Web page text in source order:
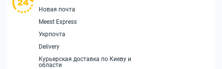
Новая почта
Meest Express
Укрпочта
Delivery
Курьерская доставка по Киеву и
области